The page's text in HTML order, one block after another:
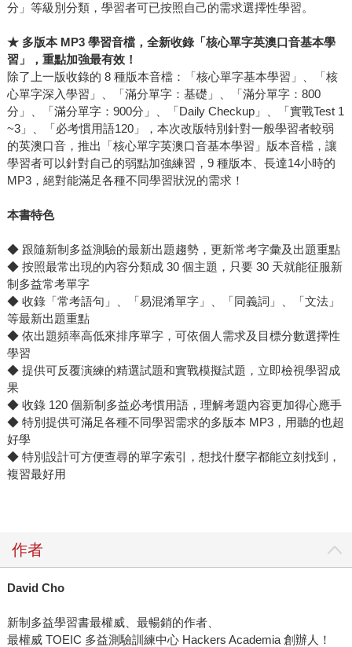
分」等級別分類，學習者可已按照自己的需求選擇性學習。
★ 多版本 MP3 學習音檔，全新收錄「核心單字英澳口音基本學
習」，重點加強最有效！
除了上一版收錄的 8 種版本音檔：「核心單字基本學習」、「核
心單字深入學習」、「滿分單字：基礎」、「滿分單字：800
分」、「滿分單字：900分」、「Daily Checkup」、「實戰Test 1
~3」、「必考慣用語120」，本次改版特別針對一般學習者較弱
的英澳口音，推出「核心單字英澳口音基本學習」版本音檔，讓
學習者可以針對自己的弱點加強練習，9 種版本、長達14小時的
MP3，絕對能滿足各種不同學習狀況的需求！
本書特色
◆ 跟隨新制多益測驗的最新出題趨勢，更新常考字彙及出題重點
◆ 按照最常出現的內容分類成 30 個主題，只要 30 天就能征服新
制多益常考單字
◆ 收錄「常考語句」、「易混淆單字」、「同義詞」、「文法」
等最新出題重點
◆ 依出題頻率高低來排序單字，可依個人需求及目標分數選擇性
學習
◆ 提供可反覆演練的精選試題和實戰模擬試題，立即檢視學習成
果
◆ 收錄 120 個新制多益必考慣用語，理解考題內容更加得心應手
◆ 特別提供可滿足各種不同學習需求的多版本 MP3，用聽的也超
好學
◆ 特別設計可方便查尋的單字索引，想找什麼字都能立刻找到，
複習最好用
作者
David Cho
新制多益學習書最權威、最暢銷的作者、
最權威 TOEIC 多益測驗訓練中心 Hackers Academia 創辦人！